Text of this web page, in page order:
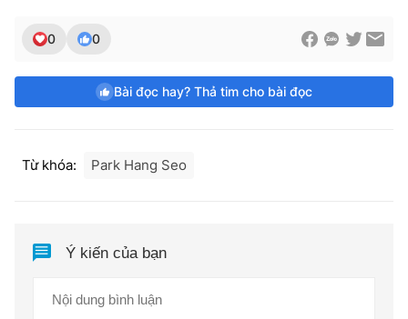
0 0
Bài đọc hay? Thả tim cho bài đọc
Từ khóa: Park Hang Seo
Ý kiến của bạn